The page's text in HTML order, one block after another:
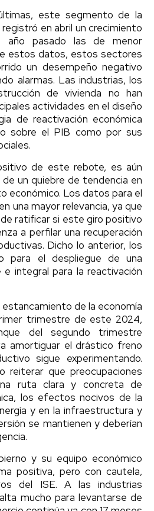
este segmento de la
en abril un crecimiento
pasado las de menor
estos datos, estos sectores
un desempeño negativo
alarmas. Las industrias, los
de vivienda no han
actividades en el diseño
de reactivación económica
sobre el PIB como por sus
de este rebote, es aún
un quiebre de tendencia en
económico. Los datos para el
una mayor relevancia, ya que
ratificar si este giro positivo
a perfilar una recuperación
Dicho lo anterior, los
para el despliegue de una
integral para la reactivación
de la economía
trimestre de este 2024,
del segundo trimestre
amortiguar el drástico freno
sigue experimentando.
reiterar que preocupaciones
ruta clara y concreta de
los efectos nocivos de la
y en la infraestructura y
se mantienen y deberían
y su equipo económico
positiva, pero con cautela,
del ISE. A las industrias
mucho para levantarse de